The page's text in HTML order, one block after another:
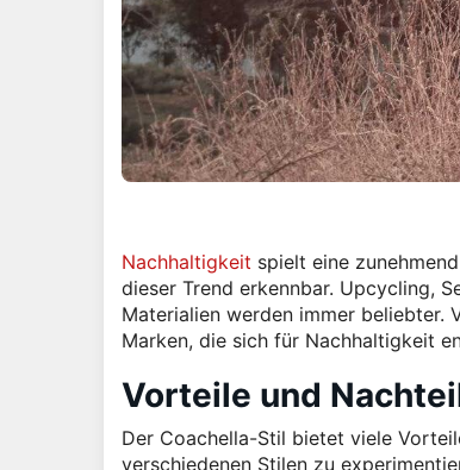
Nachhaltigkeit spielt eine
dieser Trend erkennbar. Upcycling,
Materialien werden immer beliebter.
Marken, die sich für Nachhaltigkeit
Vorteile und
Der Coachella-Stil bietet viele
verschiedenen Stilen zu